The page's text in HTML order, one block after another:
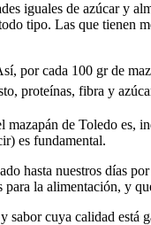
iguales de azúcar y
tipo. Las que tienen
por cada 100 gr de
proteínas, fibra y
de Toledo
es fundamental.
hasta nuestros días
la alimentación, y
sabor cuya calidad está